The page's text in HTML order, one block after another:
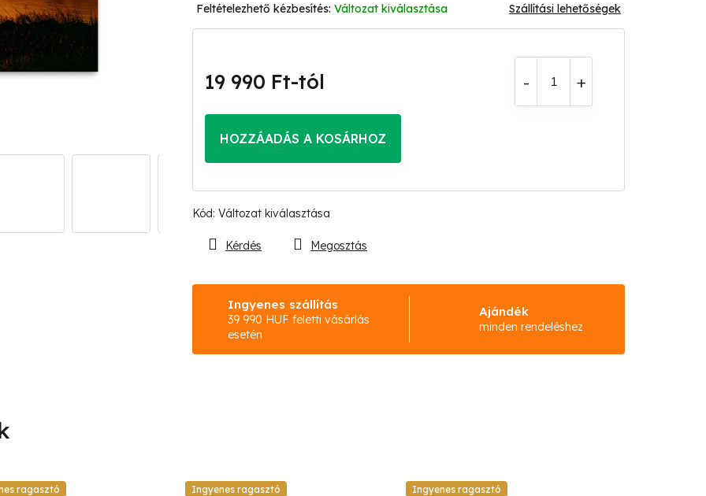
Kód: Változat kiválasztása
Változat kiválasztása Szállítási lehetőségek
19 990 Ft-tól
HOZZÁADÁS A KOSÁRHOZ
Ingyenes szállítás
39 990 HUF feletti vásárlás
esetén
Ajándék
minden rendeléshez
Kérdés Megosztás
ragasztó Ingyenes ragasztó Ingyenes ragasztó